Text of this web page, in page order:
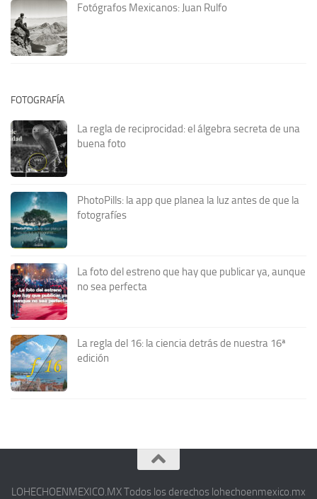
Fotógrafos Mexicanos: Juan Rulfo
FOTOGRAFÍA
La regla de reciprocidad: el álgebra secreta de una
buena foto
PhotoPills: la app que planea la luz antes de que la
fotografíes
La foto del estreno que hay que publicar ya, aunque
no sea perfecta
La regla del 16: la ciencia detrás de nuestra 16ª
edición
LOHECHOENMEXICO.MX Todos los derechos lohechoenmexico.mx